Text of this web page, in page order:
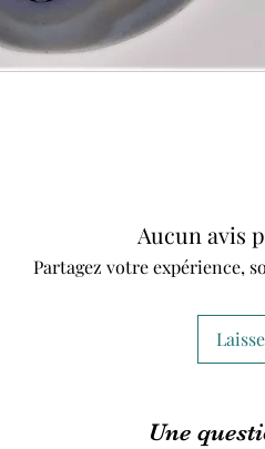
Aucun avis
Partagez votre expérience,
Une